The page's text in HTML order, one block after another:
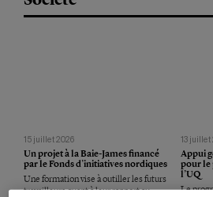
15 juillet 2026
Un projet à la Baie-James financé
par le Fonds d’initiatives nordiques
Une formation vise à outiller les futurs
travailleurs quant à leur rapport au
13 juillet
Appui
pour le
l’UQ
Le